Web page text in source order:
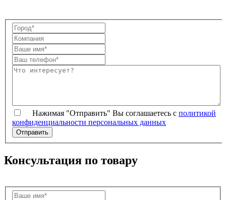
Нажимая "Отправить" Вы соглашаетесь с политикой
конфиденциальности персональных данных
Консультация по товару